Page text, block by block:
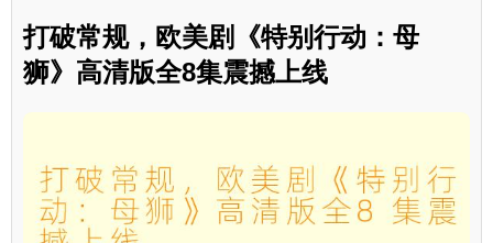
打破常规，欧美剧《特别行动：母
狮》高清版全8集震撼上线